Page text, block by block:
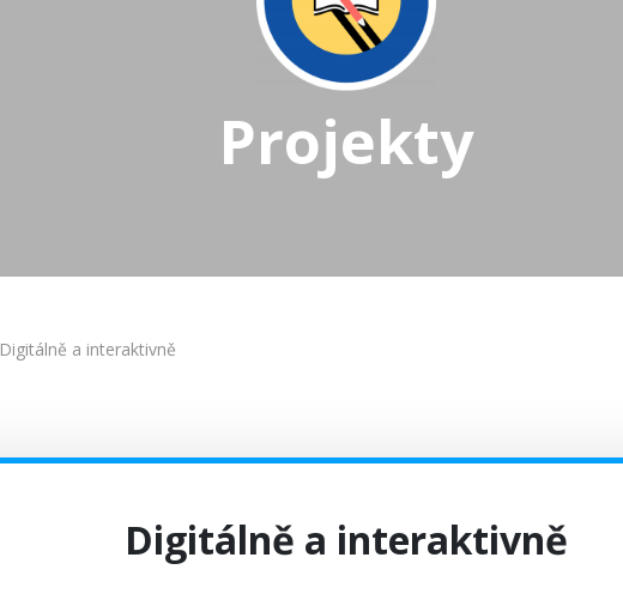
Projekty
Digitálně a interaktivně
Digitálně a interaktivně